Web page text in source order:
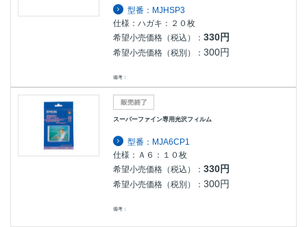
型番：MJHSP3
仕様：ハガキ：２０枚
希望小売価格（税込）： 330円
希望小売価格（税別）： 300円
備考：
スーパーファイン専用光沢フィルム
型番：MJA6CP1
仕様：Ａ６：１０枚
希望小売価格（税込）：330円
希望小売価格（税別）：300円
備考：